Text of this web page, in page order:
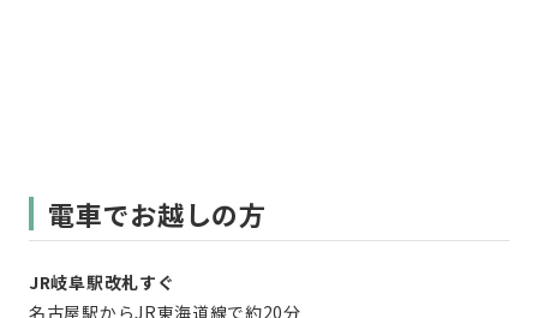
電車でお越しの方
JR岐阜駅改札すぐ
名古屋駅からJR東海道線で約20分